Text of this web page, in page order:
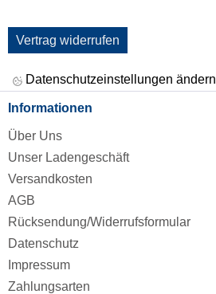
Vertrag widerrufen
Datenschutzeinstellungen ändern
Informationen
Über Uns
Unser Ladengeschäft
Versandkosten
AGB
Rücksendung/Widerrufsformular
Datenschutz
Impressum
Zahlungsarten